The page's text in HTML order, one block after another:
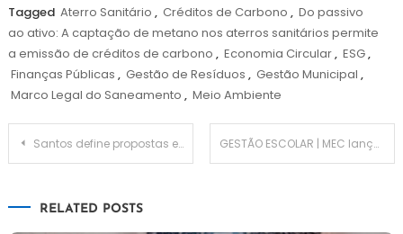
Tagged Aterro Sanitário , Créditos de Carbono , Do passivo
ao ativo: A captação de metano nos aterros sanitários permite
a emissão de créditos de carbono , Economia Circular, ESG,
Finanças Públicas , Gestão de Resíduos , Gestão Municipal ,
Marco Legal do Saneamento , Meio Ambiente
Navegação
Santos define propostas e elege delegados para conferências de Saúde GESTÃO ESCOLAR | MEC lança referencial de equidade para gestão escolar
RELATED POSTS